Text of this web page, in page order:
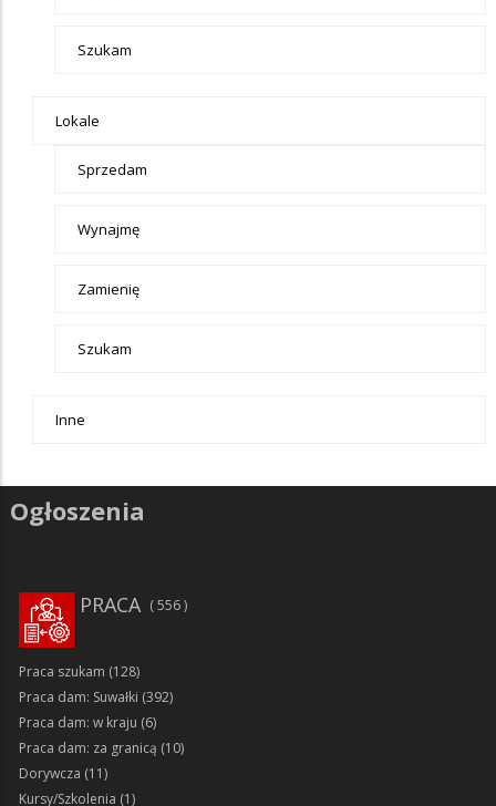
Szukam
Lokale
Sprzedam
Wynajmę
Zamienię
Szukam
Inne
Ogłoszenia
PRACA 556
Praca szukam (128)
Praca dam: Suwałki (392)
Praca dam: w kraju (6)
Praca dam: za granicą (10)
Dorywcza (11)
Kursy/Szkolenia (1)